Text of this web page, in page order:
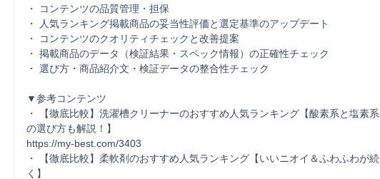
・ コンテンツの品質管理・担保
・ 人気ランキング掲載商品の妥当性評価と選定基準のアップデート
・ コンテンツのクオリティチェックと改善提案
・ 掲載商品のデータ（検証結果・スペック情報）の正確性チェック
・ 選び方・商品紹介文・検証データの整合性チェック
▼参考コンテンツ
・ 【徹底比較】洗濯槽クリーナーのおすすめ人気ランキング【酸素系と塩素系
の選び方も解説！】
https://my-best.com/3403
・ 【徹底比較】柔軟剤のおすすめ人気ランキング【いいニオイ＆ふわふわが続
く】